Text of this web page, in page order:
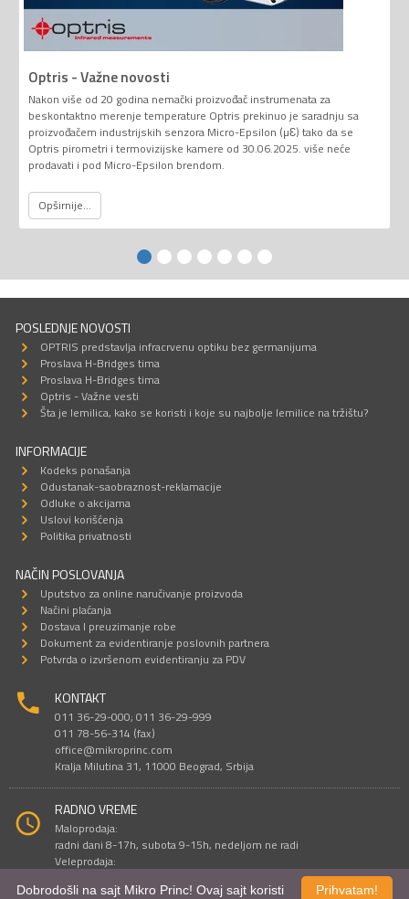
Optris - Važne novosti
Nakon više od 20 godina nemački proizvođač instrumenata za
beskontaktno merenje temperature Optris prekinuo je saradnju sa
proizvođačem industrijskih senzora Micro-Epsilon (µƐ) tako da se
Optris pirometri i termovizijske kamere od 30.06.2025. više neće
prodavati i pod Micro-Epsilon brendom.
Opširnije...
POSLEDNJE NOVOSTI
OPTRIS predstavlja infracrvenu optiku bez germanijuma
Proslava H-Bridges tima
Proslava H-Bridges tima
Optris - Važne vesti
Šta je lemilica, kako se koristi i koje su najbolje lemilice na tržištu?
INFORMACIJE
Kodeks ponašanja
Odustanak-saobraznost-reklamacije
Odluke o akcijama
Uslovi korišćenja
Politika privatnosti
NAČIN POSLOVANJA
Uputstvo za online naručivanje proizvoda
Načini plaćanja
Dostava I preuzimanje robe
Dokument za evidentiranje poslovnih partnera
Potvrda o izvršenom evidentiranju za PDV
KONTAKT
011 36-29-000; 011 36-29-999
011 78-56-314 (fax)
office@mikroprinc.com
Kralja Milutina 31, 11000 Beograd, Srbija
RADNO VREME
Maloprodaja:
radni dani 8-17h, subota 9-15h, nedeljom ne radi
Veleprodaja:
Prihvatam!
Dobrodošli na sajt Mikro Princ! Ovaj sajt koristi